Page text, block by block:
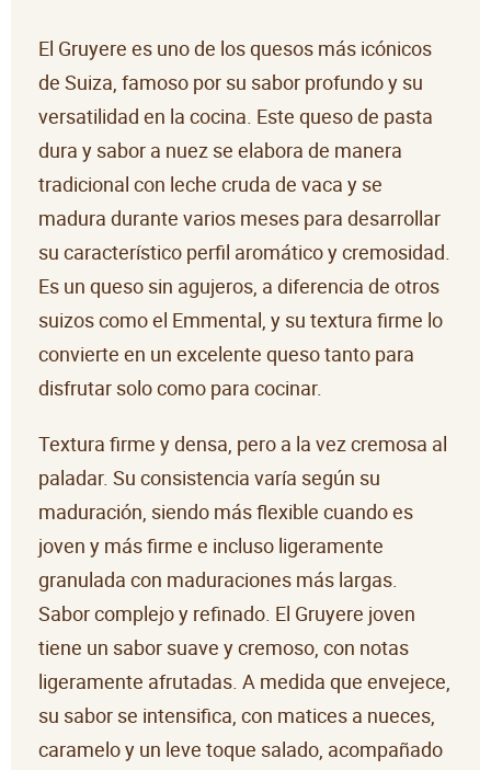
El Gruyere es uno de los quesos más icónicos
de Suiza, famoso por su sabor profundo y su
versatilidad en la cocina. Este queso de pasta
dura y sabor a nuez se elabora de manera
tradicional con leche cruda de vaca y se
madura durante varios meses para desarrollar
su característico perfil aromático y cremosidad.
Es un queso sin agujeros, a diferencia de otros
suizos como el Emmental, y su textura firme lo
convierte en un excelente queso tanto para
disfrutar solo como para cocinar.
Textura firme y densa, pero a la vez cremosa al
paladar. Su consistencia varía según su
maduración, siendo más flexible cuando es
joven y más firme e incluso ligeramente
granulada con maduraciones más largas.
Sabor complejo y refinado. El Gruyere joven
tiene un sabor suave y cremoso, con notas
ligeramente afrutadas. A medida que envejece,
su sabor se intensifica, con matices a nueces,
caramelo y un leve toque salado, acompañado